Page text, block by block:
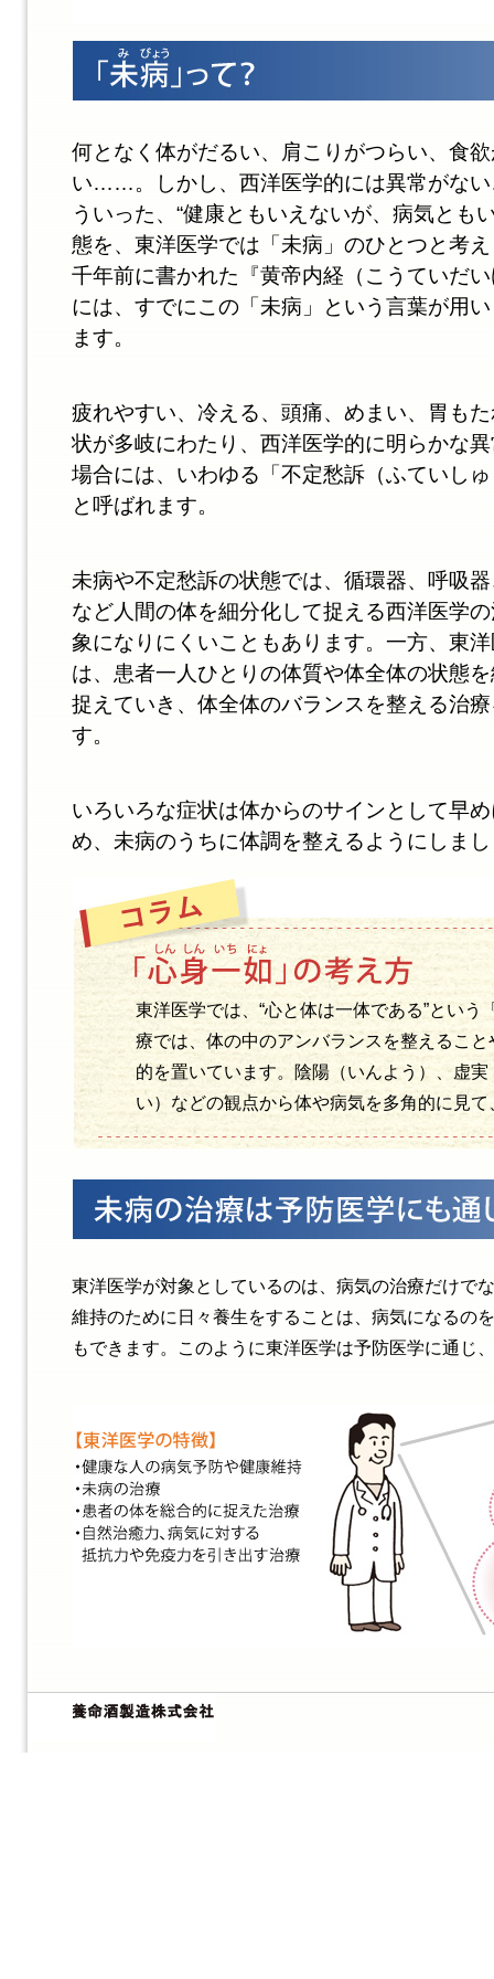
何となく体がだるい、肩こりがつらい、食
い……。しかし、西洋医学的には異常がな
ういった、“健康ともいえないが、病気とも
態を、東洋医学では「未病」のひとつと考
千年前に書かれた『黄帝内経（こうていだ
には、すでにこの「未病」という言葉が用
ます。
疲れやすい、冷える、頭痛、めまい、胃も
状が多岐にわたり、西洋医学的に明らかな
場合には、いわゆる「不定愁訴（ふていし
と呼ばれます。
未病や不定愁訴の状態では、循環器、呼吸
など人間の体を細分化して捉える西洋医学
象になりにくいこともあります。一方、東
は、患者一人ひとりの体質や体全体の状態
捉えていき、体全体のバランスを整える治
す。
いろいろな症状は体からのサインとして早
め、未病のうちに体調を整えるようにしま
東洋医学では、“心と体は一体である”とい
療では、体の中のアンバランスを整えるこ
的を置いています。陰陽（いんよう）、虚
い）などの観点から体や病気を多角的に見
東洋医学が対象としているのは、病気の治療だけで
維持のために日々養生をすることは、病気になるの
もできます。このように東洋医学は予防医学に通じ